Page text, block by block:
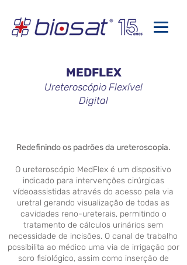
MEDFLEX
Ureteroscópio Flexível
Digital
Redefinindo os padrões da ureteroscopia.
O ureteroscópio MedFlex é um dispositivo
indicado para intervenções cirúrgicas
vídeoassistidas através do acesso pela via
uretral gerando visualização de todas as
cavidades reno-ureterais, permitindo o
tratamento de cálculos urinários sem
necessidade de incisões. O canal de trabalho
possibilita ao médico uma via de irrigação por
soro fisiológico, assim como inserção de